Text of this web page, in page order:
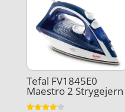
Tefal FV1845E0
Maestro 2 Strygejern